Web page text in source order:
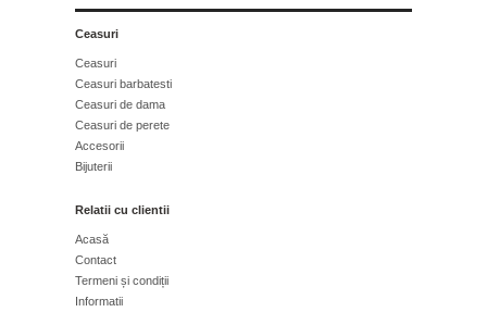
Ceasuri
Ceasuri
Ceasuri barbatesti
Ceasuri de dama
Ceasuri de perete
Accesorii
Bijuterii
Relatii cu clientii
Acasă
Contact
Termeni și condiții
Informatii